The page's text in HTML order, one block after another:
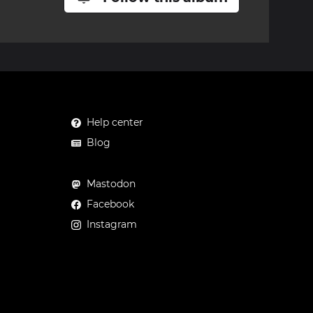
Help center
Blog
Mastodon
Facebook
Instagram